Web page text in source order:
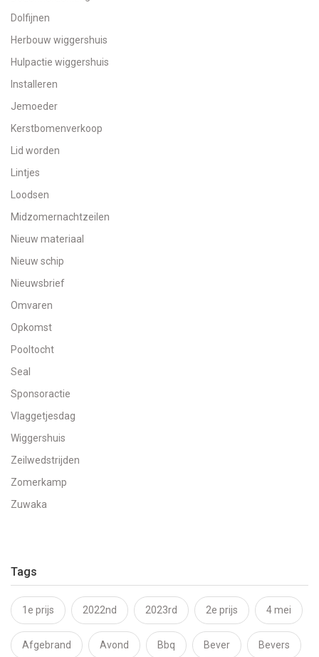
Dolfijnen
Herbouw wiggershuis
Hulpactie wiggershuis
Installeren
Jemoeder
Kerstbomenverkoop
Lid worden
Lintjes
Loodsen
Midzomernachtzeilen
Nieuw materiaal
Nieuw schip
Nieuwsbrief
Omvaren
Opkomst
Pooltocht
Seal
Sponsoractie
Vlaggetjesdag
Wiggershuis
Zeilwedstrijden
Zomerkamp
Zuwaka
Tags
1e prijs 2022nd 2023rd 2e prijs 4 mei
Afgebrand Avond Bbq Bever Bevers